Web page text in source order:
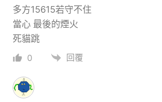
多方15615若守不住
當心 最後的煙火
死貓跳
0 回覆